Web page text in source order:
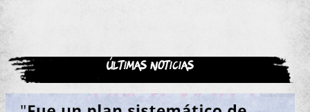
Últimas noticias